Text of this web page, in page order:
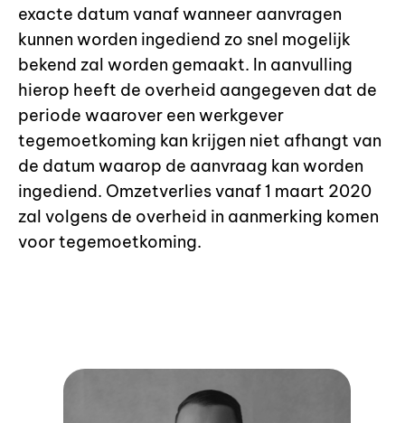
exacte datum vanaf wanneer aanvragen
kunnen worden ingediend zo snel mogelijk
bekend zal worden gemaakt. In aanvulling
hierop heeft de overheid aangegeven dat de
periode waarover een werkgever
tegemoetkoming kan krijgen niet afhangt van
de datum waarop de aanvraag kan worden
ingediend. Omzetverlies vanaf 1 maart 2020
zal volgens de overheid in aanmerking komen
voor tegemoetkoming.